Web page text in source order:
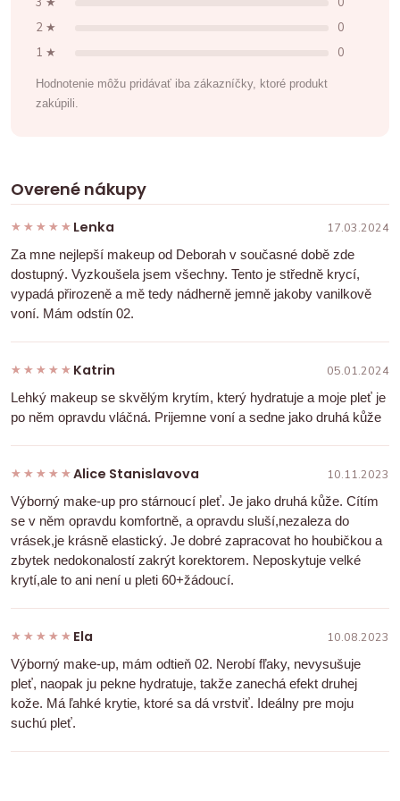
2 ★
0
1 ★
0
Hodnotenie môžu pridávať iba zákazníčky, ktoré produkt
zakúpili.
Overené nákupy
★★★★★
★★★★★ Lenka 17.03.2024
Za mne nejlepší makeup od Deborah v současné době zde
dostupný. Vyzkoušela jsem všechny. Tento je středně krycí,
vypadá přirozeně a mě tedy nádherně jemně jakoby vanilkově
voní. Mám odstín 02.
★★★★★
★★★★★ Katrin 05.01.2024
Lehký makeup se skvělým krytím, který hydratuje a moje pleť je
po něm opravdu vláčná. Prijemne voní a sedne jako druhá kůže
★★★★★
★★★★★Alice Stanislavova 10.11.2023
Výborný make-up pro stárnoucí pleť. Je jako druhá kůže. Cítím
se v něm opravdu komfortně, a opravdu sluší,nezaleza do
vrásek,je krásně elastický. Je dobré zapracovat ho houbičkou a
zbytek nedokonalostí zakrýt korektorem. Neposkytuje velké
krytí,ale to ani není u pleti 60+žádoucí.
★★★★★
★★★★★ Ela 10.08.2023
Výborný make-up, mám odtieň 02. Nerobí fľaky, nevysušuje
pleť, naopak ju pekne hydratuje, takže zanechá efekt druhej
kože. Má ľahké krytie, ktoré sa dá vrstviť. Ideálny pre moju
suchú pleť.